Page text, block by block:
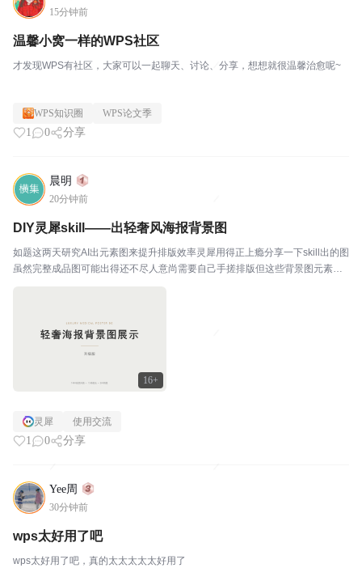
15分钟前
温馨小窝一样的WPS社区
才发现WPS有社区，大家可以一起聊天、讨论、分享，想想就很温馨治愈呢~
WPS知识圈 WPS论文季
1 0 分享
晨明
20分钟前
16+
DIY灵犀skill——出轻奢风海报背景图
如题这两天研究AI出元素图来提升排版效率灵犀用得正上瘾分享一下skill出的图
虽然完整成品图可能出得还不尽人意尚需要自己手搓排版但这些背景图元素还
灵犀 使用交流
1 0 分享
Yee周
30分钟前
wps太好用了吧
wps太好用了吧，真的太太太太太好用了